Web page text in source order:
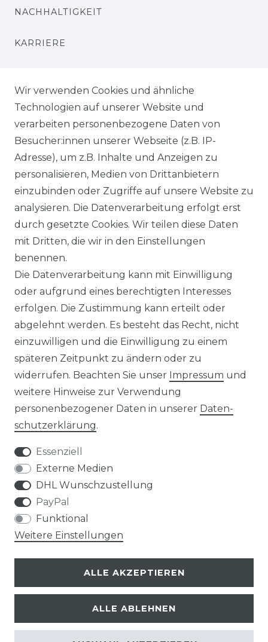
NACHHALTIGKEIT
KARRIERE
BLOG
VORTEILE
☛ TOP Marken – TOP Qualität
☞ Fachhändler mit Beratung
☛ Über 30.000 Top Bewertungen
☞ Mehr als 200.000 Produkte am Lager
Impressum Daten­schutz­erklärung
Widerrufs­recht
Wir verwenden Cookies und ähnliche
Technologien auf unserer Website und
verarbeiten personenbezogene Daten von
Besucher:innen unserer Webseite (z.B. IP-
Adresse), um z.B. Inhalte und Anzeigen zu
personalisieren, Medien von Drittanbietern
einzubinden oder Zugriffe auf unsere Website zu
analysieren. Die Datenverarbeitung erfolgt erst
durch gesetzte Cookies. Wir teilen diese Daten
mit Dritten, die wir in den Einstellungen
benennen.
Die Datenverarbeitung kann mit Einwilligung
oder aufgrund eines berechtigten Interesses
erfolgen. Die Zustimmung kann erteilt oder
abgelehnt werden. Es besteht das Recht, nicht
einzuwilligen und die Einwilligung zu einem
späteren Zeitpunkt zu ändern oder zu
widerrufen. Beachten Sie unser Impressum und
weitere Hinweise zur Verwendung
personenbezogener Daten in unserer Daten­
schutz­erklärung.
Essenziell
Externe Medien
DHL Wunschzustellung
PayPal
Funktional
Weitere Einstellungen
ALLE AKZEPTIEREN
ALLE ABLEHNEN